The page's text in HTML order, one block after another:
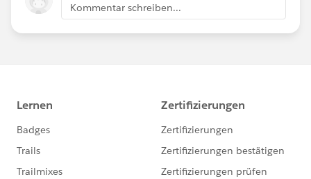
Kommentar schreiben...